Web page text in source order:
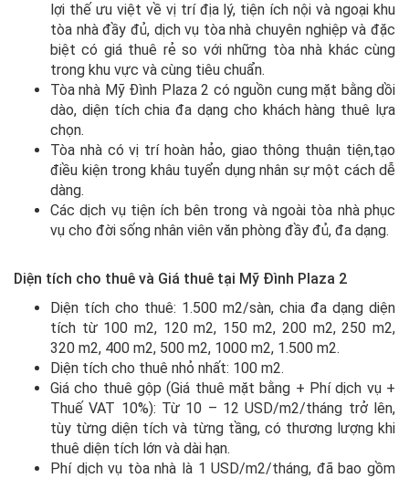
lợi thế ưu việt về vị trí địa lý, tiện ích nội và ngoại khu
tòa nhà đầy đủ, dịch vụ tòa nhà chuyên nghiệp và đặc
biệt có giá thuê rẻ so với những tòa nhà khác cùng
trong khu vực và cùng tiêu chuẩn.
Tòa nhà Mỹ Đình Plaza 2 có nguồn cung mặt bằng dồi
dào, diện tích chia đa dạng cho khách hàng thuê lựa
chọn.
Tòa nhà có vị trí hoàn hảo, giao thông thuận tiện,tạo
điều kiện trong khâu tuyển dụng nhân sự một cách dễ
dàng.
Các dịch vụ tiện ích bên trong và ngoài tòa nhà phục
vụ cho đời sống nhân viên văn phòng đầy đủ, đa dạng.
Diện tích cho thuê và Giá thuê tại Mỹ Đình Plaza 2
Diện tích cho thuê: 1.500 m2/sàn, chia đa dạng diện
tích từ 100 m2, 120 m2, 150 m2, 200 m2, 250 m2,
320 m2, 400 m2, 500 m2, 1000 m2, 1.500 m2.
Diện tích cho thuê nhỏ nhất: 100 m2.
Giá cho thuê gộp (Giá thuê mặt bằng + Phí dịch vụ +
Thuế VAT 10%): Từ 10 – 12 USD/m2/tháng trở lên,
tùy từng diện tích và từng tầng, có thương lượng khi
thuê diện tích lớn và dài hạn.
Phí dịch vụ tòa nhà là 1 USD/m2/tháng, đã bao gồm